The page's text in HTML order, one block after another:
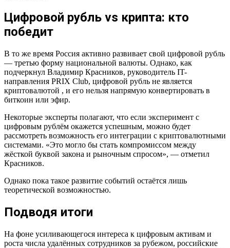
Цифровой рубль vs крипта: кто
победит
В то же время Россия активно развивает свой цифровой рубль
— третью форму национальной валюты. Однако, как
подчеркнул Владимир Красников, руководитель IT-
направления PRIX Club, цифровой рубль не является
криптовалютой , и его нельзя напрямую конвертировать в
биткоин или эфир.
Некоторые эксперты полагают, что если эксперимент с
цифровым рублём окажется успешным, можно будет
рассмотреть возможность его интеграции с криптовалютными
системами. «Это могло бы стать компромиссом между
жёсткой буквой закона и рыночным спросом», — отметил
Красников.
Однако пока такое развитие событий остаётся лишь
теоретической возможностью.
Подводя итоги
На фоне усиливающегося интереса к цифровым активам и
роста числа удалённых сотрудников за рубежом, российские